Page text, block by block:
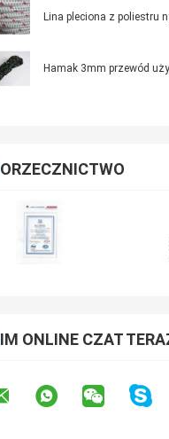
Lina pleciona z poliestru
Hamak 3mm przewód
ORZECZNICTWO
IM ONLINE CZAT